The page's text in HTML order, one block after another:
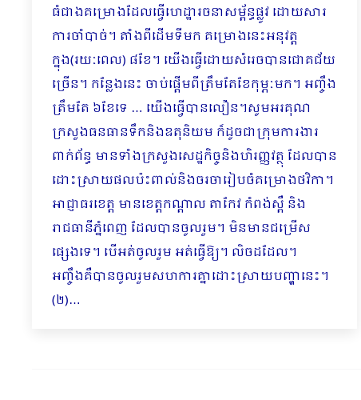
ធំជាងគម្រោងដែលធ្វើហេដ្ឋារចនាសម្ព័ន្ធផ្លូវ ដោយសារ
ការចាំបាច់។ តាំងពីដើមទីមក គម្រោងនេះអនុវត្ត
ក្នុង(រយៈពេល) ៨ខែ។ យើងធ្វើដោយសំរេចបានជោគ​ជ័យ
ច្រើន។ កន្លែងនេះ ចាប់ផ្ដើមពីត្រឹមតែខែកុម្ភៈមក។ អញ្ចឹង
ត្រឹមតែ ៦ខែទេ … យើងធ្វើបានលឿន។សូមអរគុណ
ក្រសួងធនធានទឹកនិងឧតុនិយម ក៏ដូចជាក្រុមការងារ
ពាក់ព័ន្ធ មានទាំងក្រសួងសេដ្ឋកិច្ចនិងហិរញ្ញវត្ថុ ដែលបាន
ដោះស្រាយផលប៉ះពាល់និងចរចារៀបចំគម្រោងថវិកា។
អាជ្ញាធរខេត្ត មានខេត្តកណ្ដាល តាកែវ កំពង់ស្ពឺ និង
រាជធានីភ្នំពេញ ដែលបានចូលរួម។ មិនមានជម្រើស
ផ្សេងទេ។ បើអត់ចូលរួម អត់ធ្វើឱ្យ។ លិចដដែល។
អញ្ចឹងគឺបានចូលរួមសហការគ្នាដោះស្រាយបញ្ហានេះ។
(២)…